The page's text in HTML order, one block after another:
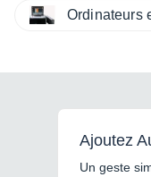
Ordinateurs
Ajoutez
Un geste